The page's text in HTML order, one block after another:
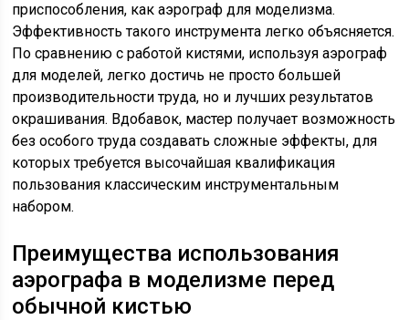
приспособления, как аэрограф для моделизма.
Эффективность такого инструмента легко объясняется.
По сравнению с работой кистями, используя аэрограф
для моделей, легко достичь не просто большей
производительности труда, но и лучших результатов
окрашивания. Вдобавок, мастер получает возможность
без особого труда создавать сложные эффекты, для
которых требуется высочайшая квалификация
пользования классическим инструментальным
набором.
Преимущества использования
аэрографа в моделизме перед
обычной кистью